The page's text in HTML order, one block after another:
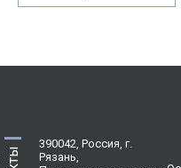
390042, Россия, г.
Рязань,